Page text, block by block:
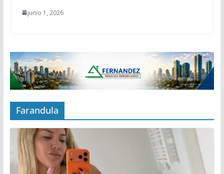
junio 1, 2026
Farandula